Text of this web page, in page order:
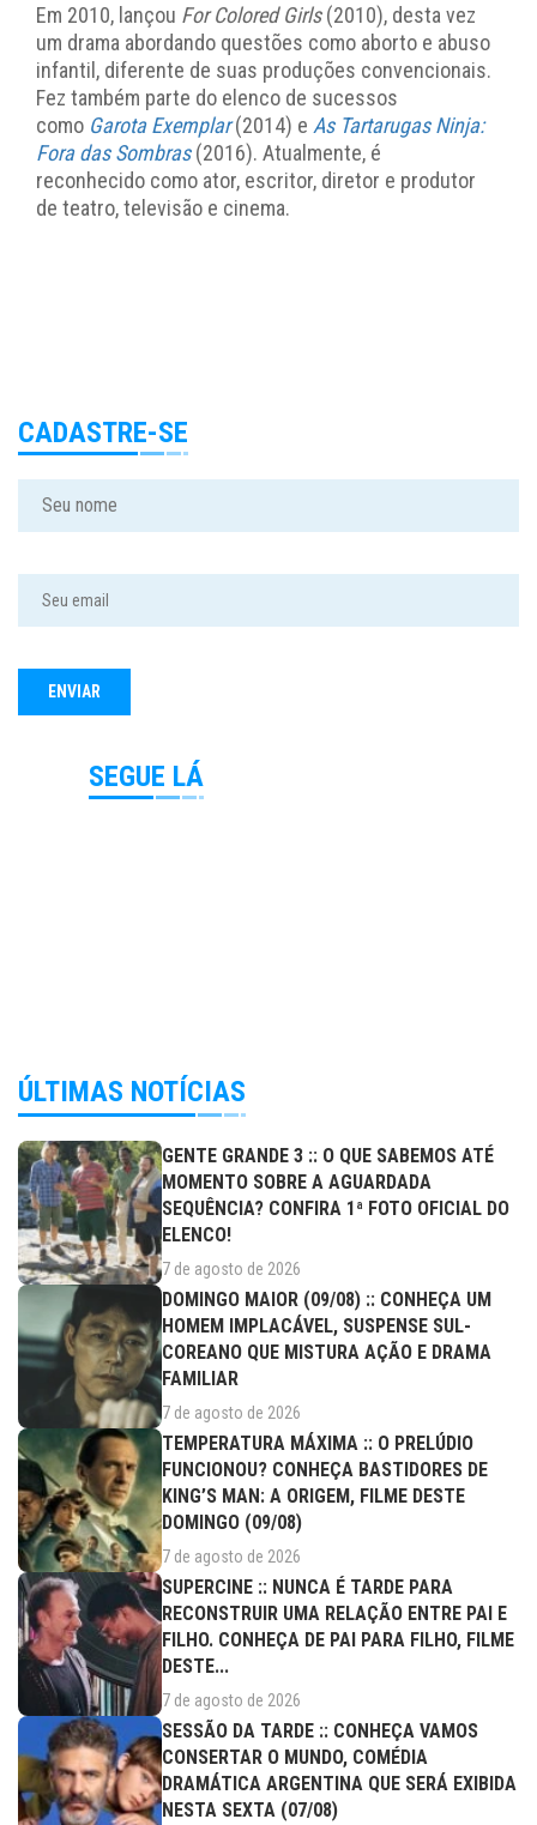
Em 2010, lançou For Colored Girls(2010), desta vez
um drama abordando questões como aborto e abuso
infantil, diferente de suas produções convencionais.
Fez também parte do elenco de sucessos
como Garota Exemplar (2014) e As Tartarugas Ninja:
Fora das Sombras (2016). Atualmente, é
reconhecido como ator, escritor, diretor e produtor
de teatro, televisão e cinema.
CADASTRE-SE
SEGUE LÁ
ÚLTIMAS NOTÍCIAS
GENTE GRANDE 3 :: O QUE SABEMOS ATÉ
MOMENTO SOBRE A AGUARDADA
SEQUÊNCIA? CONFIRA 1ª FOTO OFICIAL DO
ELENCO!
7 de agosto de 2026
DOMINGO MAIOR (09/08) :: CONHEÇA UM
HOMEM IMPLACÁVEL, SUSPENSE SUL-
COREANO QUE MISTURA AÇÃO E DRAMA
FAMILIAR
7 de agosto de 2026
TEMPERATURA MÁXIMA :: O PRELÚDIO
FUNCIONOU? CONHEÇA BASTIDORES DE
KING’S MAN: A ORIGEM, FILME DESTE
DOMINGO (09/08)
7 de agosto de 2026
SUPERCINE :: NUNCA É TARDE PARA
RECONSTRUIR UMA RELAÇÃO ENTRE PAI E
FILHO. CONHEÇA DE PAI PARA FILHO, FILME
DESTE...
7 de agosto de 2026
SESSÃO DA TARDE :: CONHEÇA VAMOS
CONSERTAR O MUNDO, COMÉDIA
DRAMÁTICA ARGENTINA QUE SERÁ EXIBIDA
NESTA SEXTA (07/08)